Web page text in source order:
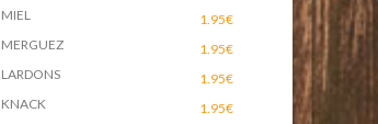
MIEL
1.95€
MERGUEZ
1.95€
LARDONS
1.95€
KNACK
1.95€